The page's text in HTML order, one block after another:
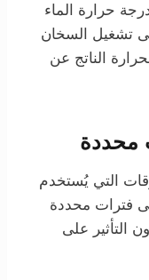
حرارة الماء
تشغيل السخان
الناتج عن
محددة
التي يُستخدم
فترات محددة
التأثير على